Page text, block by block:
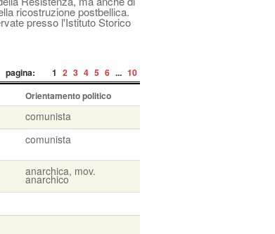
ricostruzione postbellica.
presso l'Istituto Storico
pagina: 1 2 3 4 5 6 ... 10
Orientamento politico
comunista
comunista
anarchica, mov.
anarchico